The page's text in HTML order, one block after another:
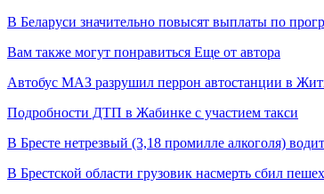
В Беларуси значительно повысят выплаты по
Вам также могут понравиться Еще от автора
Автобус МАЗ разрушил перрон автостанции в
Подробности ДТП в Жабинке с участием такси
В Бресте нетрезвый (3,18 промилле алкоголя)
В Брестской области грузовик насмерть сбил